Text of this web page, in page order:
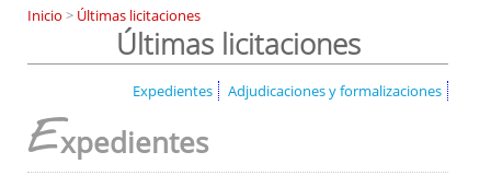
Inicio > Últimas licitaciones
Últimas licitaciones
Expedientes Adjudicaciones y formalizaciones
Expedientes